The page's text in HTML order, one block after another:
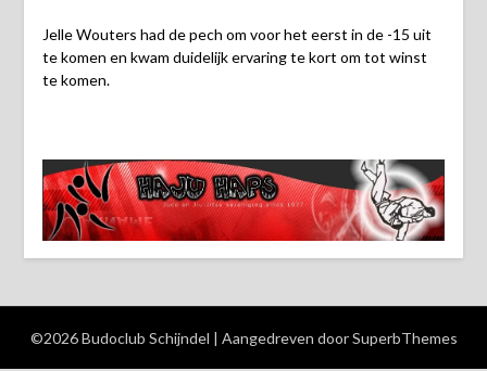
Jelle Wouters had de pech om voor het eerst in de -15 uit
te komen en kwam duidelijk ervaring te kort om tot winst
te komen.
©2026 Budoclub Schijndel | Aangedreven doorSuperbThemes